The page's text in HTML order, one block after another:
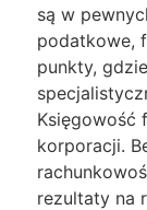
są w
podatkowe,
punkty,
Księgowość
korporacji.
rezultaty na